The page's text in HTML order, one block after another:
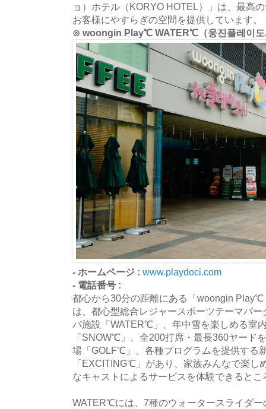
ョ）ホテル（KORYO HOTEL）」は、最高
お客様にやすらぎの空間を提供しています。
⊙ woongin Play℃ WATER℃（웅진플레이도
- ホームページ : www.playdoci.com
- 電話番号 :
都心から30分の距離にある「woongin
は、都心型総合レジャースポーツテーマパ
パ施設「WATER℃」、年中雪を楽しめる室
「SNOW℃」、全200打席・最長360ヤード
場「GOLF℃」、各種プログラムを提供する
「EXCITING℃」があり、家族みんなで楽し
なキャストによるサービスを体験できるとこ
WATER℃には、7種のウォータースライダ